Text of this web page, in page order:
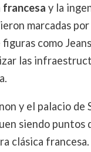
y la
marcadas por
como
las
y el palacio de
siendo puntos
clásica francesa.